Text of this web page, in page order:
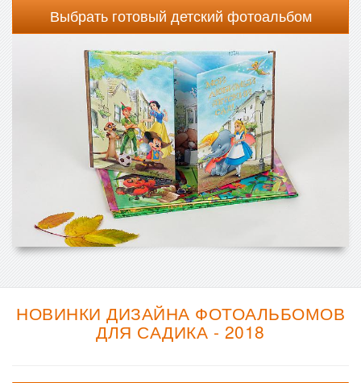
Выбрать готовый детский фотоальбом
НОВИНКИ ДИЗАЙНА ФОТОАЛЬБОМОВ
ДЛЯ САДИКА - 2018